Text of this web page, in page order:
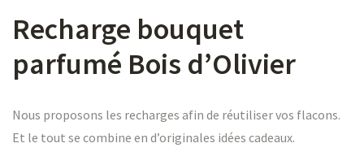
Recharge bouquet
parfumé Bois d’Olivier
Nous proposons les recharges afin de réutiliser vos flacons.
Et le tout se combine en d’originales idées cadeaux.